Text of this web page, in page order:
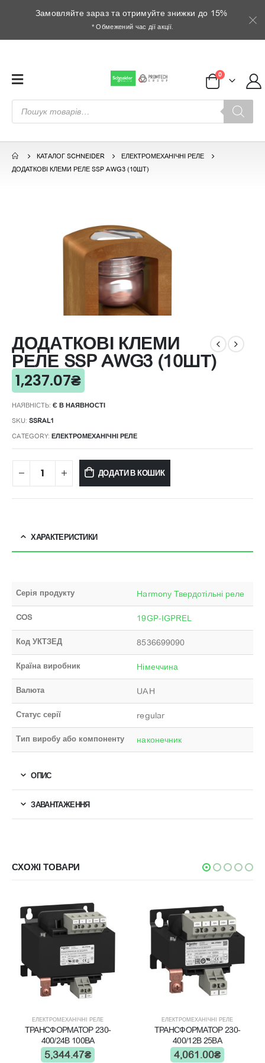
Замовляйте зараз та отримуйте знижки до 15%
* Обмежений час дії акції.
Пошук
товарів
0
КАТАЛОГ SCHNEIDER
ЕЛЕКТРОМЕХАНІЧНІ РЕЛЕ
ДОДАТКОВІ КЛЕМИ РЕЛЕ SSP AWG3 (10ШТ)
ДОДАТКОВІ КЛЕМИ
РЕЛЕ SSP AWG3 (10ШТ)
1,237.07₴
НАЯВНІСТЬ: Є В НАЯВНОСТІ
SKU: SSRAL1
CATEGORY: ЕЛЕКТРОМЕХАНІЧНІ РЕЛЕ
ДОДАТИ В КОШИК
ХАРАКТЕРИСТИКИ
Серія продукту Harmony Твердотільні реле
COS 19GP-IGPREL
Код УКТЗЕД 8536699090
Країна виробник Німеччина
Валюта UAH
Статус серії regular
Тип виробу або компоненту наконечник
ОПИС
ЗАВАНТАЖЕННЯ
СХОЖІ ТОВАРИ
ЕЛЕКТРОМЕХАНІЧНІ РЕЛЕ
ТРАНСФОРМАТОР 230-
400/24В 100ВА
5,344.47₴
ЕЛЕКТРОМЕХАНІЧНІ РЕЛЕ
ТРАНСФОРМАТОР 230-
400/12В 25ВА
4,061.00₴